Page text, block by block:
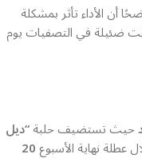
أن الأداء تأثر بمشكلة
ضئيلة في التصفيات يوم
حيث تستضيف حلبة“ديل
عطلة نهاية الأسبوع20